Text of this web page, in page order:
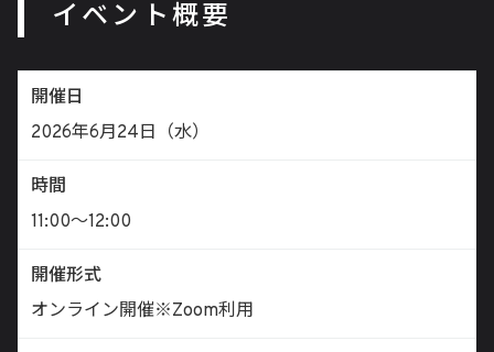
イベント概要
開催日
2026年6月24日（水）
時間
11:00〜12:00
開催形式
オンライン開催※Zoom利用